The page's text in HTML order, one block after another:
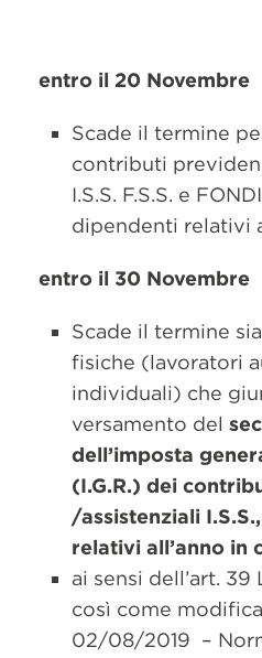
entro il 20 Novembre
Scade il termine
contributi
I.S.S. F.S.S. e
dipendenti relativi
entro il 30 Novembre
Scade il termine
fisiche (lavoratori
individuali) che
versamento del
dell’imposta
(I.G.R.) dei
/assistenziali
relativi all’anno in
ai sensi dell’art.
così come
02/08/2019 –